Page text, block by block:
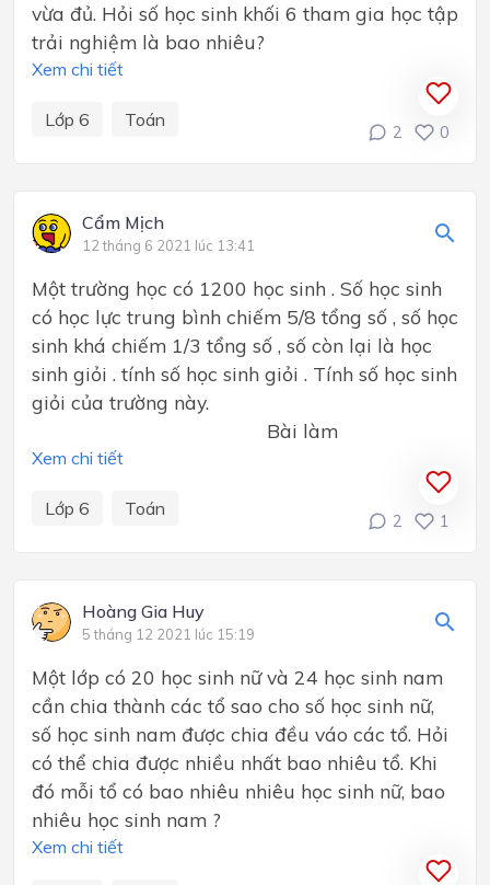
vừa đủ. Hỏi số học sinh khối 6 tham gia học tập
trải nghiệm là bao nhiêu?
Xem chi tiết
Lớp 6 Toán
2 0
Cẩm Mịch
12 tháng 6 2021 lúc 13:41
Một trường học có 1200 học sinh . Số học sinh
có học lực trung bình chiếm 5/8 tổng số , số học
sinh khá chiếm 1/3 tổng số , số còn lại là học
sinh giỏi . tính số học sinh giỏi . Tính số học sinh
giỏi của trường này.
Bài làm
Xem chi tiết
Lớp 6 Toán
2 1
Hoàng Gia Huy
5 tháng 12 2021 lúc 15:19
Một lớp có 20 học sinh nữ và 24 học sinh nam
cần chia thành các tổ sao cho số học sinh nữ,
số học sinh nam được chia đều váo các tổ. Hỏi
có thể chia được nhiều nhất bao nhiêu tổ. Khi
đó mỗi tổ có bao nhiêu nhiêu học sinh nữ, bao
nhiêu học sinh nam ?
Xem chi tiết